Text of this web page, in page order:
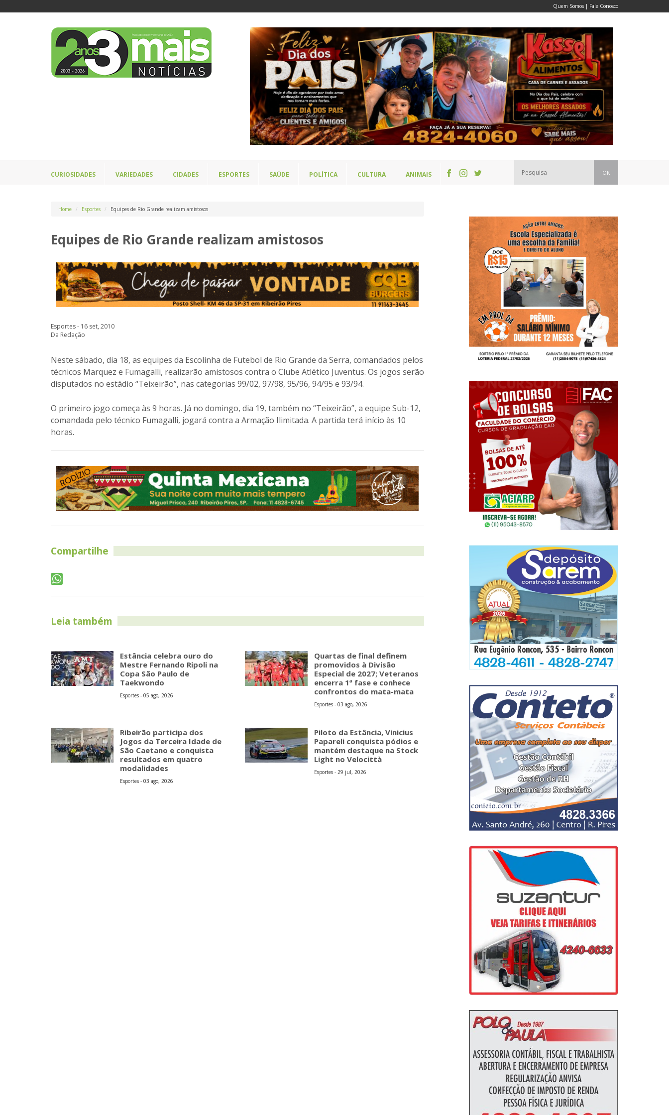
Quem Somos | Fale Conosco
CURIOSIDADES VARIEDADES CIDADES ESPORTES SAÚDE POLÍTICA CULTURA ANIMAIS OK
Home Esportes Equipes de Rio Grande realizam amistosos
Equipes de Rio Grande realizam amistosos
Esportes - 16 set, 2010
Da Redação
Neste sábado, dia 18, as equipes da Escolinha de Futebol de Rio Grande da Serra, comandados pelos
técnicos Marquez e Fumagalli, realizarão amistosos contra o Clube Atlético Juventus. Os jogos serão
disputados no estádio “Teixeirão”, nas categorias 99/02, 97/98, 95/96, 94/95 e 93/94.
O primeiro jogo começa às 9 horas. Já no domingo, dia 19, também no “Teixeirão”, a equipe Sub-12,
comandada pelo técnico Fumagalli, jogará contra a Armação Ilimitada. A partida terá início às 10
horas.
Compartilhe
Leia também
Estância celebra ouro do
Mestre Fernando Ripoli na
Copa São Paulo de
Taekwondo
Esportes - 05 ago, 2026
Quartas de final definem
promovidos à Divisão
Especial de 2027; Veteranos
encerra 1ª fase e conhece
confrontos do mata-mata
Esportes - 03 ago, 2026
Ribeirão participa dos
Jogos da Terceira Idade de
São Caetano e conquista
resultados em quatro
modalidades
Esportes - 03 ago, 2026
Piloto da Estância, Vinicius
Papareli conquista pódios e
mantém destaque na Stock
Light no Velocittà
Esportes - 29 jul, 2026